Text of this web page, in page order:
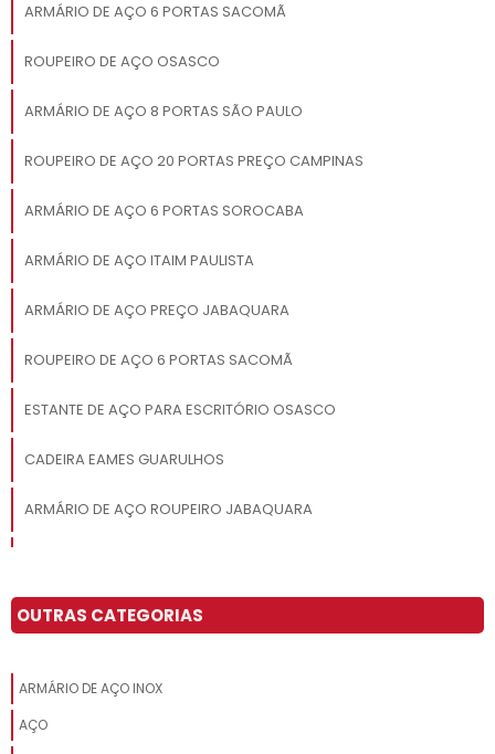
ARMÁRIO DE AÇO 6 PORTAS SACOMÃ
ROUPEIRO DE AÇO OSASCO
ARMÁRIO DE AÇO 8 PORTAS SÃO PAULO
ROUPEIRO DE AÇO 20 PORTAS PREÇO CAMPINAS
ARMÁRIO DE AÇO 6 PORTAS SOROCABA
ARMÁRIO DE AÇO ITAIM PAULISTA
ARMÁRIO DE AÇO PREÇO JABAQUARA
ROUPEIRO DE AÇO 6 PORTAS SACOMÃ
ESTANTE DE AÇO PARA ESCRITÓRIO OSASCO
CADEIRA EAMES GUARULHOS
ARMÁRIO DE AÇO ROUPEIRO JABAQUARA
ESTANTE DE AÇO PARA ESCRITÓRIO SANTO ANDRÉ
OUTRAS CATEGORIAS
ARMÁRIO DE AÇO INOX
AÇO